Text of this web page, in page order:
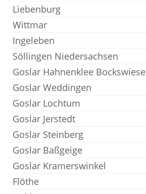
Liebenburg
Wittmar
Ingeleben
Söllingen Niedersachsen
Goslar Hahnenklee Bockswiese
Goslar Weddingen
Goslar Lochtum
Goslar Jerstedt
Goslar Steinberg
Goslar Baßgeige
Goslar Kramerswinkel
Flöthe